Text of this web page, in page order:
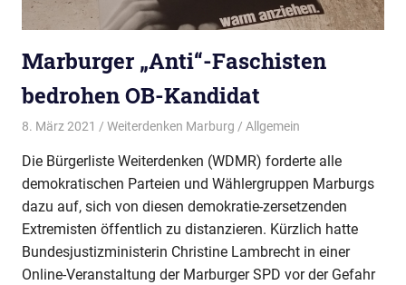
Marburger „Anti“-Faschisten
bedrohen OB-Kandidat
8. März 2021 Weiterdenken Marburg Allgemein
Die Bürgerliste Weiterdenken (WDMR) forderte alle
demokratischen Parteien und Wählergruppen Marburgs
dazu auf, sich von diesen demokratie-zersetzenden
Extremisten öffentlich zu distanzieren. Kürzlich hatte
Bundesjustizministerin Christine Lambrecht in einer
Online-Veranstaltung der Marburger SPD vor der Gefahr